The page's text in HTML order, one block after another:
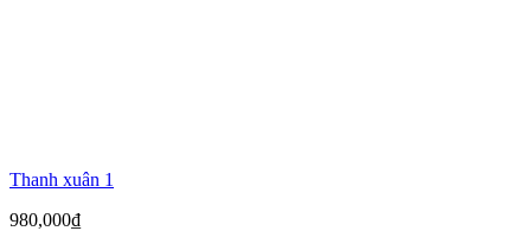
Thanh xuân 1
980,000₫